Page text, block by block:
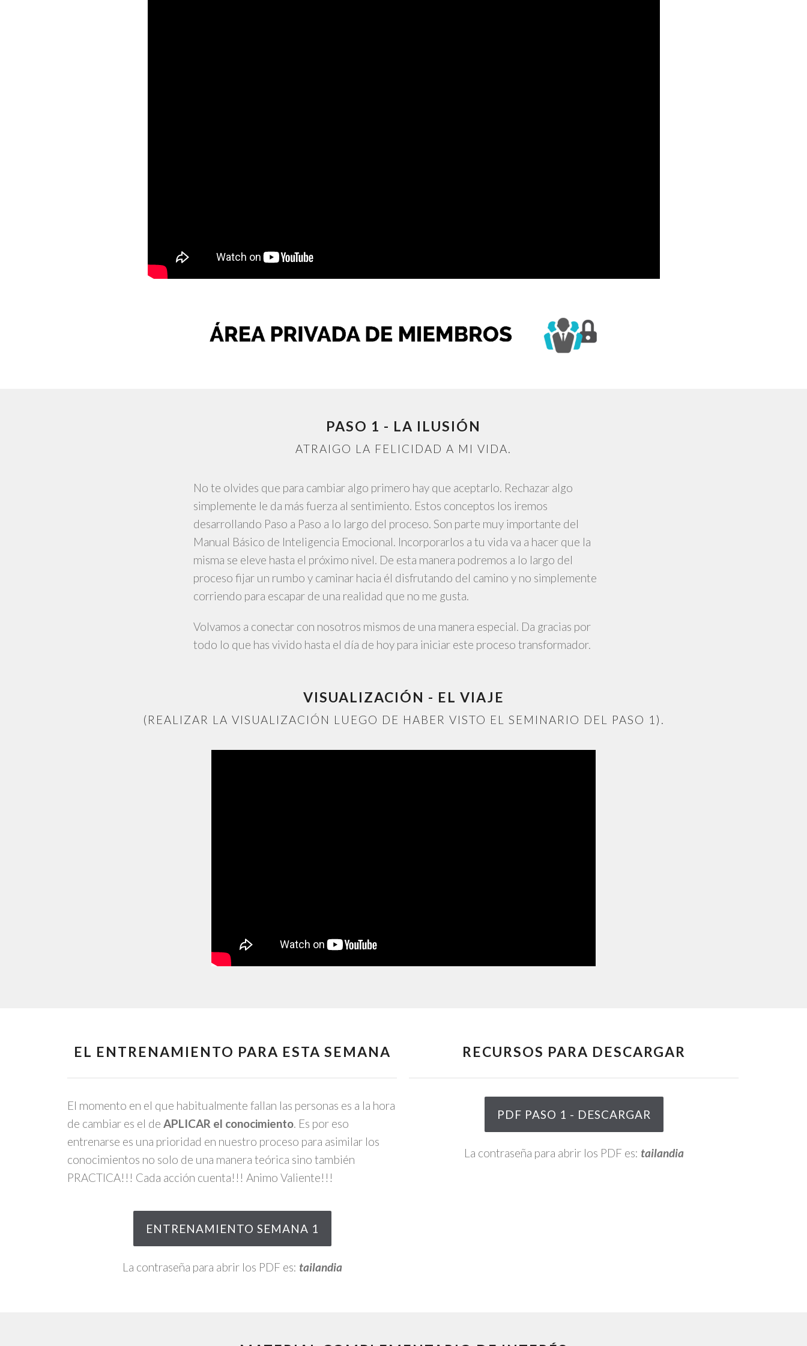
PASO 1 - LA ILUSIÓN
ATRAIGO LA FELICIDAD A MI VIDA.
No te olvides que para cambiar algo primero hay que aceptarlo. Rechazar algo
simplemente le da más fuerza al sentimiento. Estos conceptos los iremos
desarrollando Paso a Paso a lo largo del proceso. Son parte muy importante del
Manual Básico de Inteligencia Emocional. Incorporarlos a tu vida va a hacer que la
misma se eleve hasta el próximo nivel. De esta manera podremos a lo largo del
proceso fijar un rumbo y caminar hacia él disfrutando del camino y no simplemente
corriendo para escapar de una realidad que no me gusta.
Volvamos a conectar con nosotros mismos de una manera especial. Da gracias por
todo lo que has vivido hasta el día de hoy para iniciar este proceso transformador.
VISUALIZACIÓN - EL VIAJE
(REALIZAR LA VISUALIZACIÓN LUEGO DE HABER VISTO EL SEMINARIO DEL PASO 1).
EL ENTRENAMIENTO PARA ESTA SEMANA
El momento en el que habitualmente fallan las personas es a la hora
de cambiar es el de APLICAR el conocimiento. Es por eso
entrenarse es una prioridad en nuestro proceso para asimilar los
conocimientos no solo de una manera teórica sino también
PRACTICA!!! Cada acción cuenta!!! Animo Valiente!!!
ENTRENAMIENTO SEMANA 1
La contraseña para abrir los PDF es: tailandia
RECURSOS PARA DESCARGAR
PDF PASO 1 - DESCARGAR
La contraseña para abrir los PDF es: tailandia